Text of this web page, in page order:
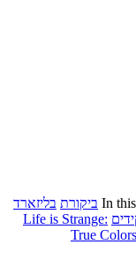
In ביקורת בליזארד
Life is Strange:
True Colors